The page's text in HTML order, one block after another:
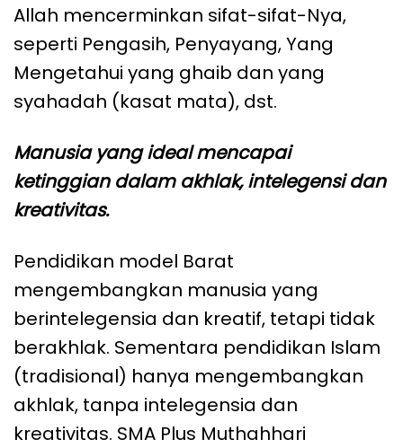
Allah mencerminkan sifat-sifat-Nya,
seperti Pengasih, Penyayang, Yang
Mengetahui yang ghaib dan yang
syahadah (kasat mata), dst.
Manusia yang ideal mencapai
ketinggian dalam akhlak, intelegensi dan
kreativitas.
Pendidikan model Barat
mengembangkan manusia yang
berintelegensia dan kreatif, tetapi tidak
berakhlak. Sementara pendidikan Islam
(tradisional) hanya mengembangkan
akhlak, tanpa intelegensia dan
kreativitas. SMA Plus Muthahhari